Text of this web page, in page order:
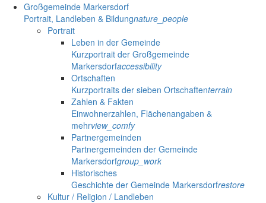
Großgemeinde Markersdorf
Portrait, Landleben & Bildungnature_people
Portrait
Leben in der Gemeinde
Kurzportrait der Großgemeinde
Markersdorfaccessibility
Ortschaften
Kurzportraits der sieben Ortschaftenterrain
Zahlen & Fakten
Einwohnerzahlen, Flächenangaben &
mehrview_comfy
Partnergemeinden
Partnergemeinden der Gemeinde
Markersdorfgroup_work
Historisches
Geschichte der Gemeinde Markersdorfrestore
Kultur / Religion / Landleben